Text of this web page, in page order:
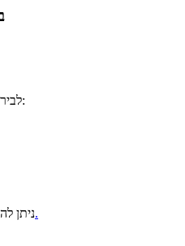
לבירור האם ישובך מופיע באיזור השילוח:
ניתןחנויות המותג.